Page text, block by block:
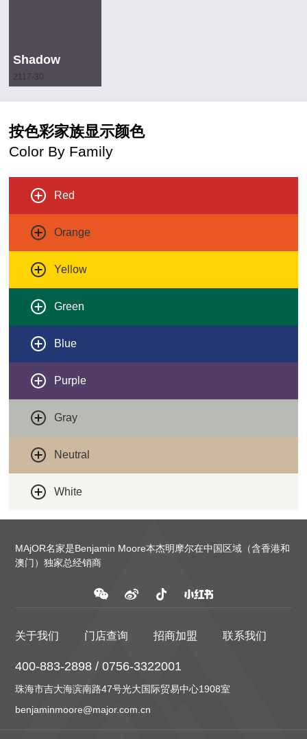
Shadow
2117-30
按色彩家族显示颜色
Color By Family
Red
Orange
Yellow
Green
Blue
Purple
Gray
Neutral
White
MAjOR名家是Benjamin Moore本杰明摩尔在中国区域（含香港和
澳门）独家总经销商
关于我们 门店查询 招商加盟 联系我们
400-883-2898 / 0756-3322001
珠海市吉大海滨南路47号光大国际贸易中心1908室
benjaminmoore@major.com.cn